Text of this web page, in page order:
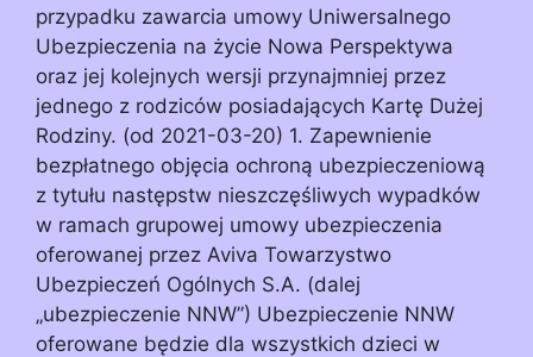
przypadku zawarcia umowy Uniwersalnego
Ubezpieczenia na życie Nowa Perspektywa
oraz jej kolejnych wersji przynajmniej przez
jednego z rodziców posiadających Kartę Dużej
Rodziny. (od 2021-03-20) 1. Zapewnienie
bezpłatnego objęcia ochroną ubezpieczeniową
z tytułu następstw nieszczęśliwych wypadków
w ramach grupowej umowy ubezpieczenia
oferowanej przez Aviva Towarzystwo
Ubezpieczeń Ogólnych S.A. (dalej
„ubezpieczenie NNW”) Ubezpieczenie NNW
oferowane będzie dla wszystkich dzieci w